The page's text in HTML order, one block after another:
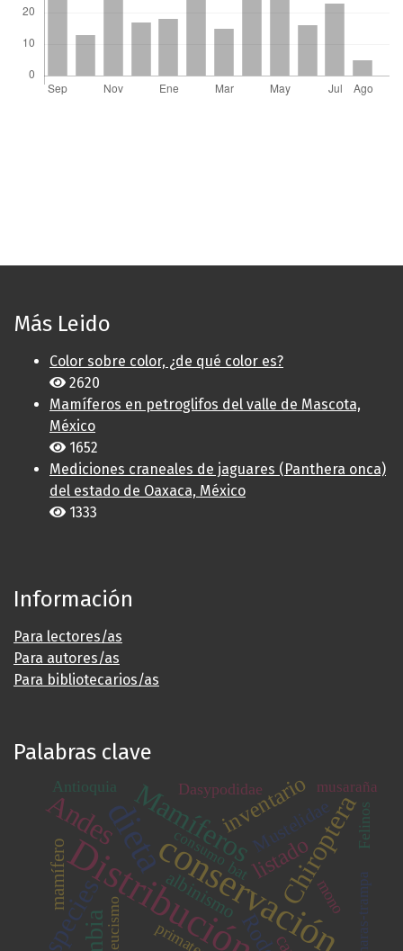
Más Leido
Color sobre color, ¿de qué color es?
2620
Mamíferos en petroglifos del valle de Mascota,
México
1652
Mediciones craneales de jaguares (Panthera onca)
del estado de Oaxaca, México
1333
Información
Para lectores/as
Para autores/as
Para bibliotecarios/as
Palabras clave
Distribución
conservación
dieta
Mamíferos
Andes Chiroptera
especies
listado
inventario
albinismo
mamífero
Mustelidae
bat
mono
Felinos
Dasypodidae
leucismo
Antioquia
primates
musaraña
Cámaras-trampa
consumo